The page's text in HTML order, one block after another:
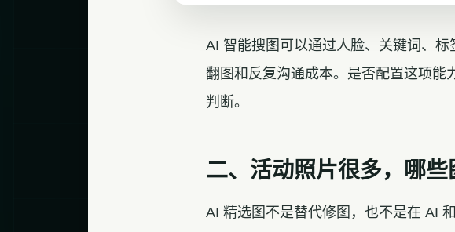
AI 智能搜图可以通过人脸、关键词、
翻图和反复沟通成本。是否配置这项能
判断。
二、活动照片很多，哪些
AI 精选图不是替代修图，也不是在 AI